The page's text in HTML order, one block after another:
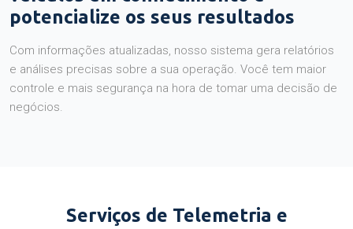
potencialize os seus resultados
Com informações atualizadas, nosso sistema gera relatórios
e análises precisas sobre a sua operação. Você tem maior
controle e mais segurança na hora de tomar uma decisão de
negócios.
Serviços de Telemetria e